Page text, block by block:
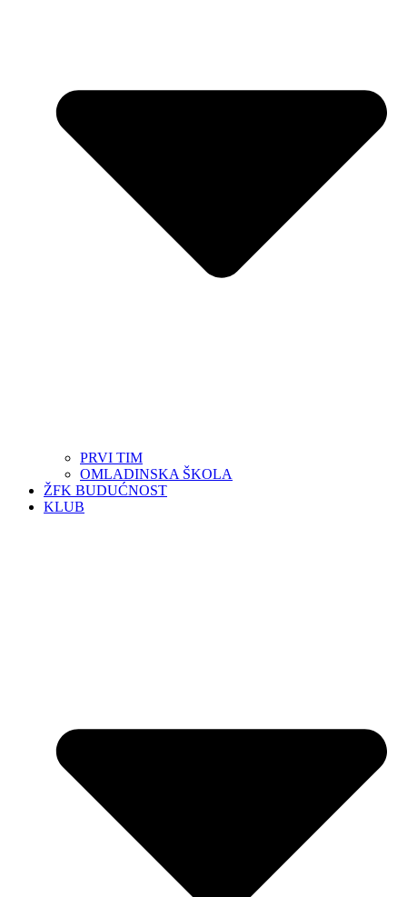
PRVI TIM
OMLADINSKA ŠKOLA
ŽFK BUDUĆNOST
KLUB